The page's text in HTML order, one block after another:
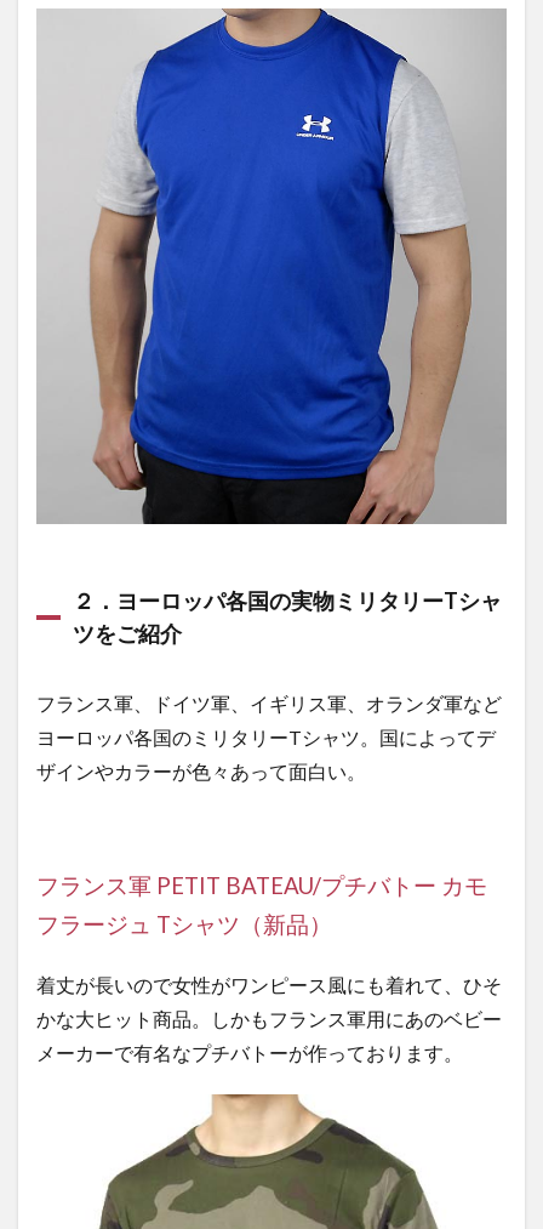
２．ヨーロッパ各国の実物ミリタリーTシャ
ツをご紹介
フランス軍、ドイツ軍、イギリス軍、オランダ軍など
ヨーロッパ各国のミリタリーTシャツ。国によってデ
ザインやカラーが色々あって面白い。
フランス軍 PETIT BATEAU/プチバトー カモ
フラージュ Tシャツ（新品）
着丈が長いので女性がワンピース風にも着れて、ひそ
かな大ヒット商品。しかもフランス軍用にあのベビー
メーカーで有名なプチバトーが作っております。